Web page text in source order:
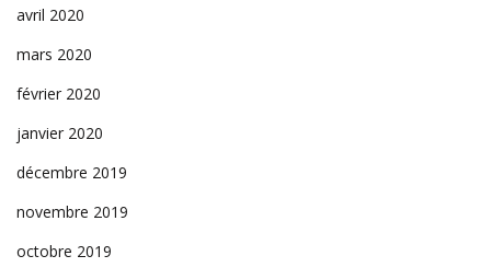
avril 2020
mars 2020
février 2020
janvier 2020
décembre 2019
novembre 2019
octobre 2019